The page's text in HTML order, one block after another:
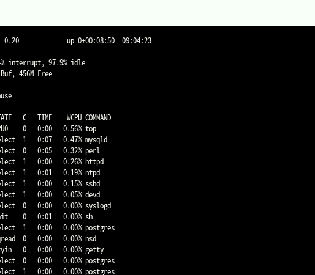
up 0+00:08:50  09:04:23
interrupt, 97.9% idle
456M Free